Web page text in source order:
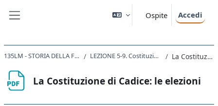
Ospite Accedi
135LM - STORIA DELLA FORMAZIONE DEGLI STATI NAZIONALI NEL XIX SECOLO 2020 LEZIONE 5-9. Costituzioni. La Charte octroyée di Luigi XVIII. Tentativi costituzionali in Spagna, a Napoli e a Torino (1820-23). La Costituzione di Cadice: le elezioni
La Costituzione di Cadice: le elezioni